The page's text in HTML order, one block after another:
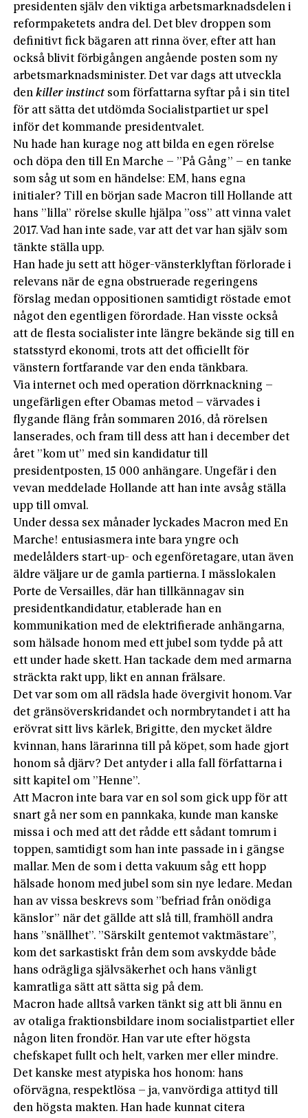
presidenten själv den viktiga arbetsmarknadsdelen i
reformpaketets andra del. Det blev droppen som
definitivt fick bägaren att rinna över, efter att han
också blivit förbigången angående posten som ny
arbetsmarknadsminister. Det var dags att utveckla
denkiller instinct som författarna syftar på i sin titel
för att sätta det utdömda Socialistpartiet ur spel
inför det kommande presidentvalet.
Nu hade han kurage nog att bilda en egen rörelse
och döpa den till En Marche – ”På Gång” – en tanke
som såg ut som en händelse: EM, hans egna
initialer? Till en början sade Macron till Hollande att
hans ”lilla” rörelse skulle hjälpa ”oss” att vinna valet
2017. Vad han inte sade, var att det var han själv som
tänkte ställa upp.
Han hade ju sett att höger-vänsterklyftan förlorade i
relevans när de egna obstruerade regeringens
förslag medan oppositionen samtidigt röstade emot
något den egentligen förordade. Han visste också
att de flesta socialister inte längre bekände sig till en
statsstyrd ekonomi, trots att det officiellt för
vänstern fortfarande var den enda tänkbara.
Via internet och med operation dörrknackning –
ungefärligen efter Obamas metod – värvades i
flygande fläng från sommaren 2016, då rörelsen
lanserades, och fram till dess att han i december det
året ”kom ut” med sin kandidatur till
presidentposten, 15 000 anhängare. Ungefär i den
vevan meddelade Hollande att han inte avsåg ställa
upp till omval.
Under dessa sex månader lyckades Macron med En
Marche! entusiasmera inte bara yngre och
medelålders start-up- och egenföretagare, utan även
äldre väljare ur de gamla partierna. I mässlokalen
Porte de Versailles, där han tillkännagav sin
presidentkandidatur, etablerade han en
kommunikation med de elektrifierade anhängarna,
som hälsade honom med ett jubel som tydde på att
ett under hade skett. Han tackade dem med armarna
sträckta rakt upp, likt en annan frälsare.
Det var som om all rädsla hade övergivit honom. Var
det gränsöverskridandet och normbrytandet i att ha
erövrat sitt livs kärlek, Brigitte, den mycket äldre
kvinnan, hans lärarinna till på köpet, som hade gjort
honom så djärv? Det antyder i alla fall författarna i
sitt kapitel om ”Henne”.
Att Macron inte bara var en sol som gick upp för att
snart gå ner som en pannkaka, kunde man kanske
missa i och med att det rådde ett sådant tomrum i
toppen, samtidigt som han inte passade in i gängse
mallar. Men de som i detta vakuum såg ett hopp
hälsade honom med jubel som sin nye ledare. Medan
han av vissa beskrevs som ”befriad från onödiga
känslor” när det gällde att slå till, framhöll andra
hans ”snällhet”. ”Särskilt gentemot vaktmästare”,
kom det sarkastiskt från dem som avskydde både
hans odrägliga självsäkerhet och hans vänligt
kamratliga sätt att sätta sig på dem.
Macron hade alltså varken tänkt sig att bli ännu en
av otaliga fraktionsbildare inom socialistpartiet eller
någon liten frondör. Han var ute efter högsta
chefskapet fullt och helt, varken mer eller mindre.
Det kanske mest atypiska hos honom: hans
oförvägna, respektlösa – ja, vanvördiga attityd till
den högsta makten. Han hade kunnat citera